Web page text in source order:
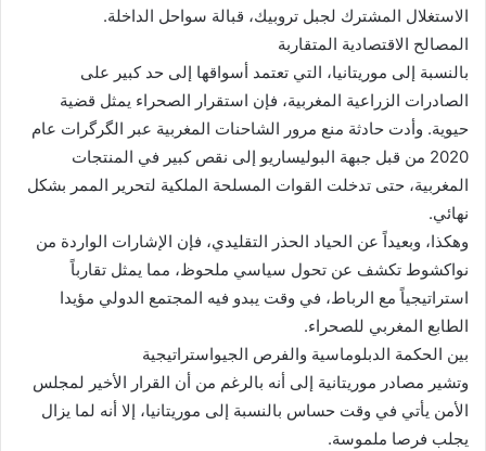
الاستغلال المشترك لجبل تروبيك، قبالة سواحل الداخلة.
المصالح الاقتصادية المتقاربة
بالنسبة إلى موريتانيا، التي تعتمد أسواقها إلى حد كبير على
الصادرات الزراعية المغربية، فإن استقرار الصحراء يمثل قضية
حيوية. وأدت حادثة منع مرور الشاحنات المغربية عبر الگرگرات عام
2020 من قبل جبهة البوليساريو إلى نقص كبير في المنتجات
المغربية، حتى تدخلت القوات المسلحة الملكية لتحرير الممر بشكل
نهائي.
وهكذا، وبعيداً عن الحياد الحذر التقليدي، فإن الإشارات الواردة من
نواكشوط تكشف عن تحول سياسي ملحوظ، مما يمثل تقارباً
استراتيجياً مع الرباط، في وقت يبدو فيه المجتمع الدولي مؤيدا
الطابع المغربي للصحراء.
بين الحكمة الدبلوماسية والفرص الجيواستراتيجية
وتشير مصادر موريتانية إلى أنه بالرغم من أن القرار الأخير لمجلس
الأمن يأتي في وقت حساس بالنسبة إلى موريتانيا، إلا أنه لما يزال
يجلب فرصا ملموسة.